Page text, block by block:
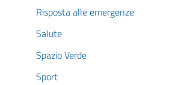
Risposta alle emergenze
Salute
Spazio Verde
Sport